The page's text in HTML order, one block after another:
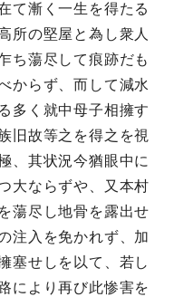
て漸く一生を得たる
所の堅屋と為し衆人
ち蕩尽して痕跡だも
からず、而して減水
多く就中母子相擁す
旧故等之を得之を視
、其状況今猶眼中に
大ならずや、又本村
蕩尽し地骨を露出せ
注入を免かれず、加
塞せしを以て、若し
により再び此惨害を